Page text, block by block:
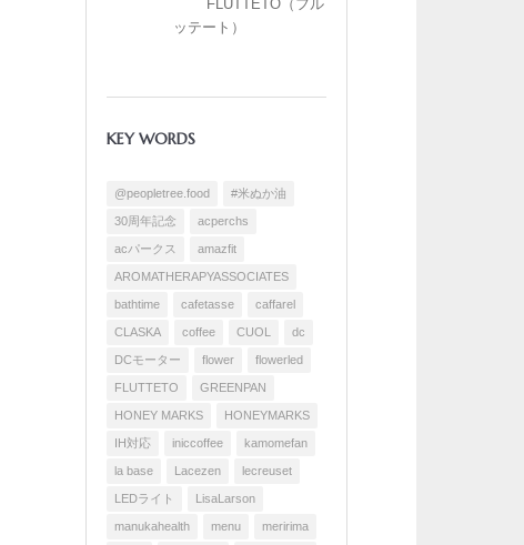
FLUTTETO（フル
ッテート）
KEY WORDS
@peopletree.food #米ぬか油
30周年記念 acperchs
acパークス amazfit
AROMATHERAPYASSOCIATES
bathtime cafetasse caffarel
CLASKA coffee CUOL dc
DCモーター flower flowerled
FLUTTETO GREENPAN
HONEY MARKS HONEYMARKS
IH対応 iniccoffee kamomefan
la base Lacezen lecreuset
LEDライト LisaLarson
manukahealth menu meririma